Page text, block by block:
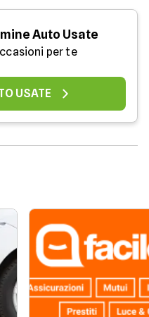
Auto Usate
per te
USATE